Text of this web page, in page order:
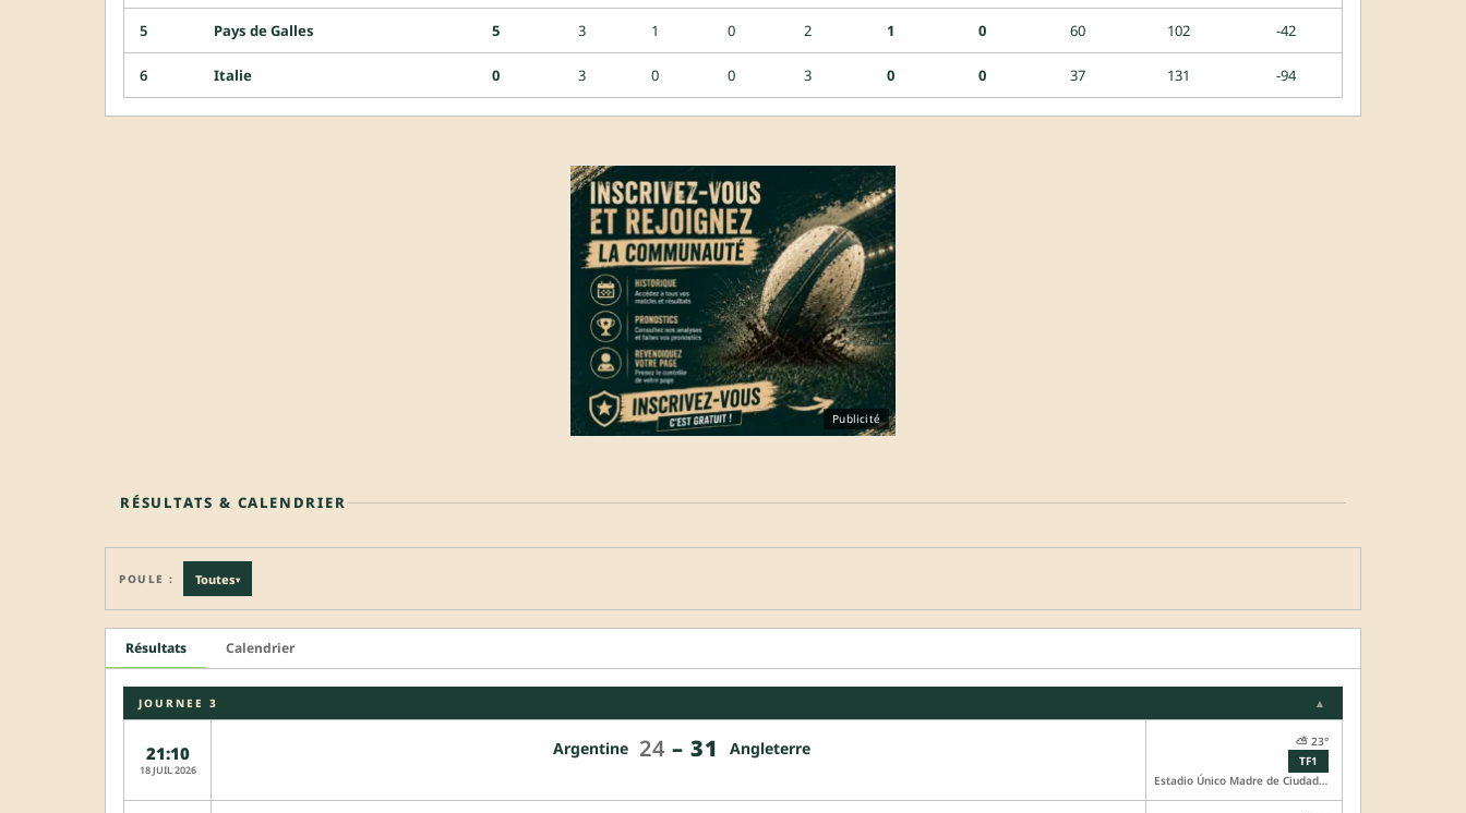
5 Pays de Galles 5 3 1 0 2 1 0 60 102 -42
6 Italie 0 3 0 0 3 0 0 37 131 -94
Publicité
RÉSULTATS & CALENDRIER
POULE : Toutes▾
Résultats Calendrier
JOURNEE 3 ▲
21:10
18 JUIL 2026
Argentine 24 – 31 Angleterre
⛅ 23°
TF1
Estadio Único Madre de Ciudades